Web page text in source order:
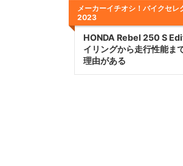
メーカーイチオシ！バイクセレ
2023
HONDA Rebel 250 S
イリングから走行性能ま
理由がある